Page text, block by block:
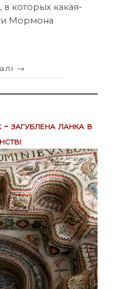
в которых какая-
Мормона
→
загублена ланка в